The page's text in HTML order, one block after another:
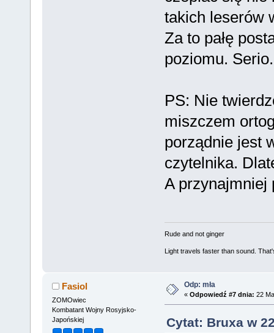
takich leserów
Za to pałę
poziomu.
PS: Nie
miszczem
porządnie jest
czytelnika.
A
Rude and not ginger
Light travels faster than sound.
Fasiol
ZOMOwiec
Kombatant Wojny Rosyjsko-
Japońskiej
Odp: mła
« Odpowiedź #7 dnia: 22
Cytat: Bruxa w